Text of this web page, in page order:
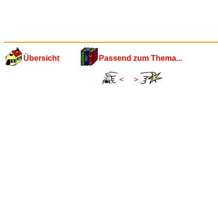
Übersicht Passend zum Thema...
< >